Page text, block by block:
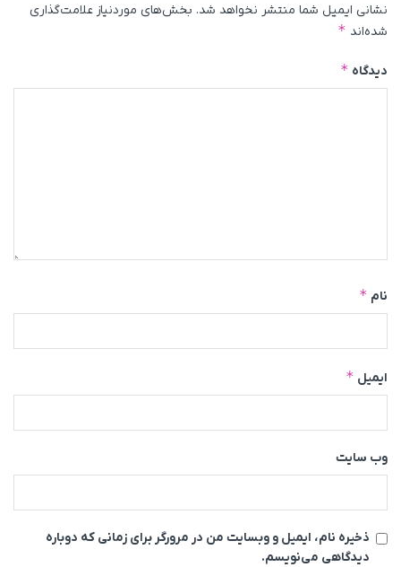
نشانی ایمیل شما منتشر نخواهد شد. بخش‌های موردنیاز علامت‌گذاری
شده‌اند *
دیدگاه *
نام *
ایمیل *
وب‌ سایت
ذخیره نام، ایمیل و وبسایت من در مرورگر برای زمانی که دوباره
دیدگاهی می‌نویسم.